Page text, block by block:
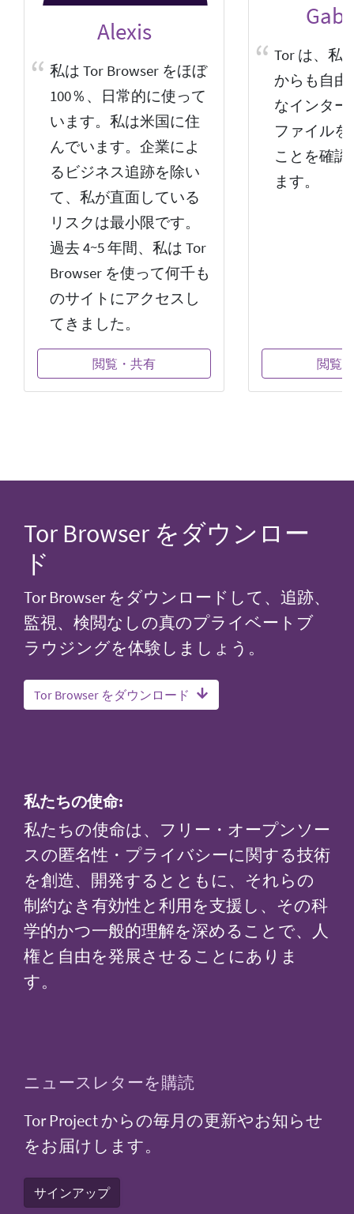
Alexis
私は Tor Browser をほぼ
100％、日常的に使って
います。私は米国に住
んでいます。企業によ
るビジネス追跡を除い
て、私が直面している
リスクは最小限です。
過去 4~5 年間、私は Tor
Browser を使って何千も
のサイトにアクセスし
てきました。
閲覧・共有
Tor は、私
からも自
なインタ
ファイル
ことを確
ます。
閲覧
Tor Browser をダウンロー
ド
Tor Browser をダウンロードして、追跡、
監視、検閲なしの真のプライベートブ
ラウジングを体験しましょう。
Tor Browser をダウンロード
私たちの使命:
私たちの使命は、フリー・オープンソー
スの匿名性・プライバシーに関する技術
を創造、開発するとともに、それらの
制約なき有効性と利用を支援し、その科
学的かつ一般的理解を深めることで、人
権と自由を発展させることにありま
す。
ニュースレターを購読
Tor Project からの毎月の更新やお知らせ
をお届けします。
サインアップ